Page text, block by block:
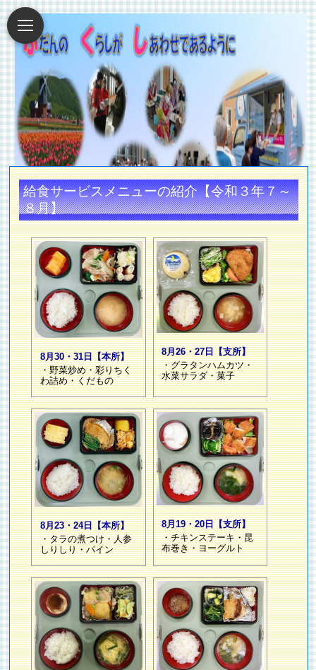
給食サービスメニューの紹介【令和３年７～
８月】
8月30・31日【本所】
・野菜炒め・彩りちく
わ詰め・くだもの
8月26・27日【支所】
・グラタンハムカツ・
水菜サラダ・菓子
8月23・24日【本所】
・タラの煮つけ・人参
しりしり・パイン
8月19・20日【支所】
・チキンステーキ・昆
布巻き・ヨーグルト